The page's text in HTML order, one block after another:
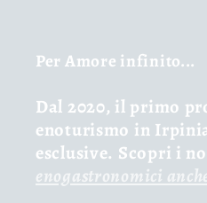
Per Amore infinito...
Dal 2020, il primo
enoturismo in
esclusive. Scopri i
enogastronomici